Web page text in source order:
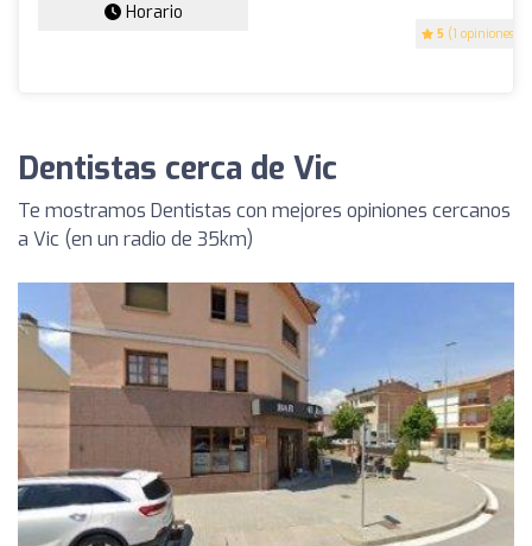
5 (1 opiniones)
Horario
Dentistas cerca de Vic
Te mostramos Dentistas con mejores opiniones cercanos
a Vic (en un radio de 35km)